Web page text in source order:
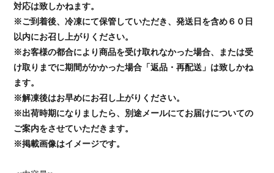
対応は致しかねます。
※ご到着後、冷凍にて保管していただき、発送日を含め６０日
以内にお召し上がりください。
※お客様の都合により商品を受け取れなかった場合、または受
け取りまでに期間がかかった場合「返品・再配送」は致しかね
ます。
※解凍後はお早めにお召し上がりください。
※出荷時期になりましたら、別途メールにてお届けについての
ご案内をさせていただきます。
※掲載画像はイメージです。